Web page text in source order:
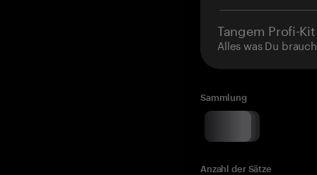
Tangem Profi-Kit
Alles was Du
Sammlung
Anzahl der Sätze